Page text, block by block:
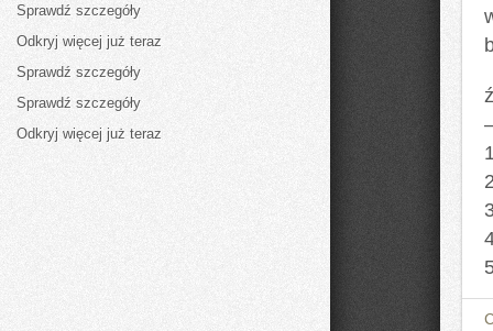
Sprawdź szczegóły
Odkryj więcej już teraz
Sprawdź szczegóły
Sprawdź szczegóły
Odkryj więcej już teraz